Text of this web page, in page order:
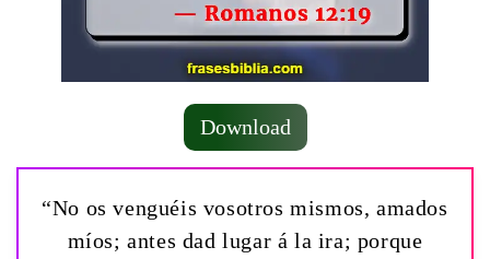
Download
“No os venguéis vosotros mismos, amados
míos; antes dad lugar á la ira; porque